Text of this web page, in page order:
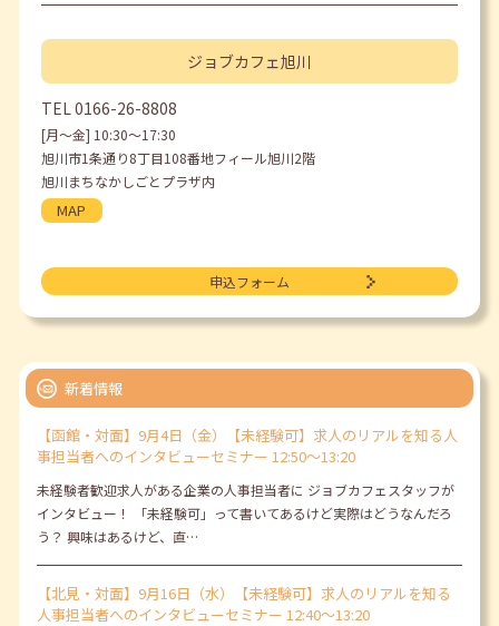
ジョブカフェ旭川
TEL 0166-26-8808
[月〜金] 10:30〜17:30
旭川市1条通り8丁目108番地フィール旭川2階
旭川まちなかしごとプラザ内
MAP
申込フォーム
新着情報
【函館・対面】9月4日（金）【未経験可】求人のリアルを知る人
事担当者へのインタビューセミナー 12:50～13:20
未経験者歓迎求人がある企業の人事担当者に ジョブカフェスタッフが
インタビュー！ 「未経験可」って書いてあるけど実際はどうなんだろ
う？ 興味はあるけど、直…
【北見・対面】9月16日（水）【未経験可】求人のリアルを知る
人事担当者へのインタビューセミナー 12:40～13:20